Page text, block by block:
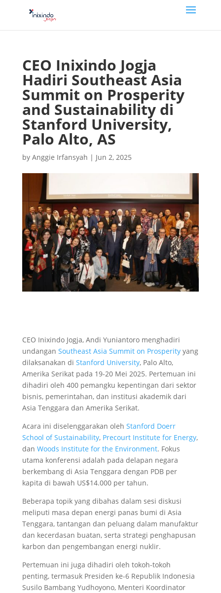
CEO Inixindo Jogja
Hadiri Southeast Asia
Summit on Prosperity
and Sustainability di
Stanford University,
Palo Alto, AS
by Anggie Irfansyah | Jun 2, 2025
CEO Inixindo Jogja, Andi Yuniantoro menghadiri
undangan Southeast Asia Summit on Prosperityyang
dilaksanakan di Stanford University, Palo Alto,
Amerika Serikat pada 19-20 Mei 2025. Pertemuan ini
dihadiri oleh 400 pemangku kepentingan dari sektor
bisnis, pemerintahan, dan institusi akademik dari
Asia Tenggara dan Amerika Serikat.
Acara ini diselenggarakan oleh Stanford Doerr
School of Sustainability, Precourt Institute for Energy,
dan Woods Institute for the Environment. Fokus
utama konferensi adalah pada delapan negara
berkembang di Asia Tenggara dengan PDB per
kapita di bawah US$14.000 per tahun.
Beberapa topik yang dibahas dalam sesi diskusi
meliputi masa depan energi panas bumi di Asia
Tenggara, tantangan dan peluang dalam manufaktur
dan kecerdasan buatan, serta strategi penghapusan
karbon dan pengembangan energi nuklir.
Pertemuan ini juga dihadiri oleh tokoh-tokoh
penting, termasuk Presiden ke-6 Republik Indonesia
Susilo Bambang Yudhoyono, Menteri Koordinator